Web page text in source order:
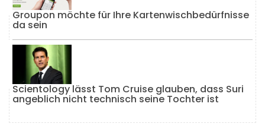
Groupon möchte für Ihre Kartenwischbedürfnisse
da sein
Scientology lässt Tom Cruise glauben, dass Suri
angeblich nicht technisch seine Tochter ist